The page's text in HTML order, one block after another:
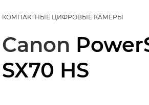
КОМПАКТНЫЕ ЦИФРОВЫЕ КАМЕРЫ
Canon
SX70 HS